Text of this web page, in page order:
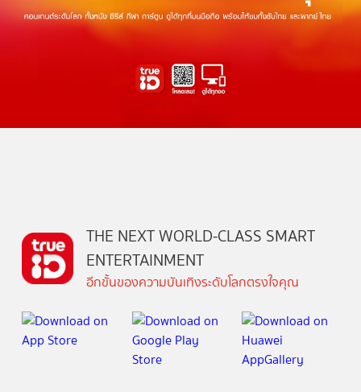
THE NEXT WORLD-CLASS SMART
ENTERTAINMENT
อีกขั้นของความบันเทิงระดับโลกตรงใจคุณ